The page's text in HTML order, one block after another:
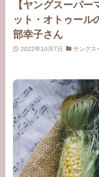
【ヤングスーパ
ット・オトゥール
部幸子さん
2022年10月7日 ヤングス